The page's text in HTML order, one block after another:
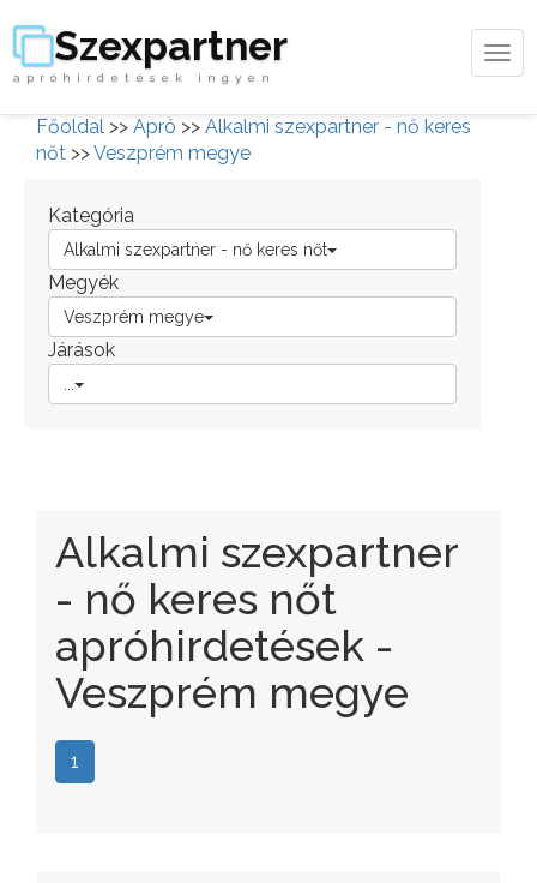
Szexpartner
apróhirdetések ingyen
Főoldal >> Apró >> Alkalmi szexpartner - nő keres
nőt >>Veszprém megye
Kategória
Alkalmi szexpartner - nő keres nőt
Megyék
Veszprém megye
Járások
Alkalmi szexpartner
- nő keres nőt
apróhirdetések -
Veszprém megye
1